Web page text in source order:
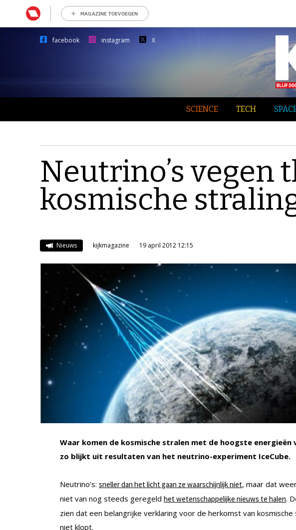
MAGAZINE TOEVOEGEN
facebook instagram X
SCIENCE TECH
Neutrino’s vegen
kosmische
Nieuws kijkmagazine 19 april 2012 12:15
Waar komen de kosmische stralen met de hoogste energieën
zo blijkt uit resultaten van het neutrino-experiment IceCube.
Neutrino’s: sneller dan het licht gaan ze waarschijnlijk niet, maar dat
niet van nog steeds geregeld het wetenschappelijke nieuws te halen.
zien dat een belangrijke verklaring voor de herkomst van
niet klopt.